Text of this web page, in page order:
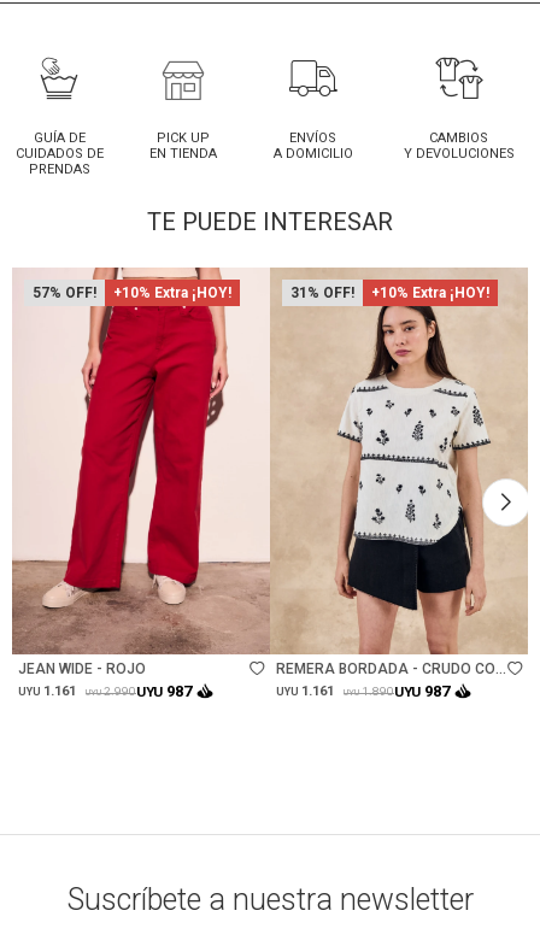
GUÍA DE
CUIDADOS DE
PRENDAS
PICK UP
EN TIENDA
ENVÍOS
A DOMICILIO
CAMBIOS
Y DEVOLUCIONES
TE PUEDE INTERESAR
57 +10% Extra ¡HOY!
Talle
JEAN WIDE - ROJO
UYU 1.161 UYU 2.990UYU 987
31 +10% Extra ¡HOY!
REMERA BORDADA - CRUDO CON
NEGRO
UYU 1.161 UYU 1.890UYU 987
Suscríbete a nuestra newsletter